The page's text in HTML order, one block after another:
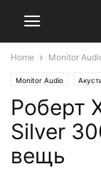
Home Monitor
Monitor Audio
Обзоры и тесты
Роберт
Silver
вещь